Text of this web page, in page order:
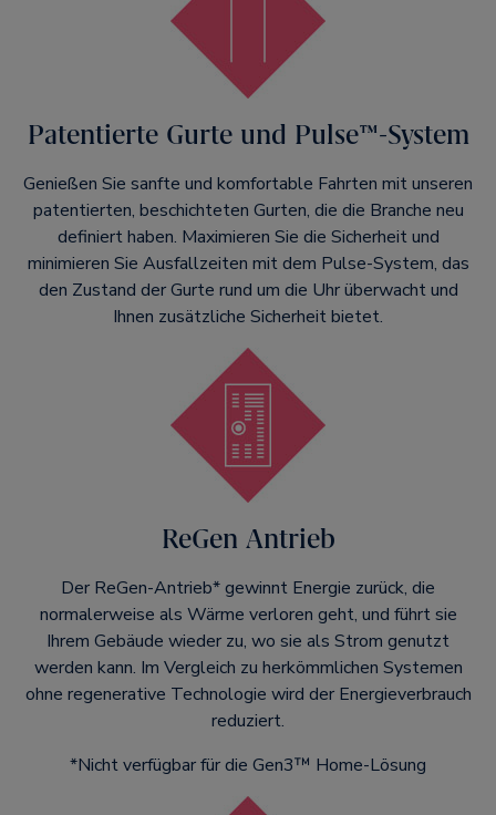
Patentierte Gurte und Pulse™-System
Genießen Sie sanfte und komfortable Fahrten mit unseren
patentierten, beschichteten Gurten, die die Branche neu
definiert haben. Maximieren Sie die Sicherheit und
minimieren Sie Ausfallzeiten mit dem Pulse-System, das
den Zustand der Gurte rund um die Uhr überwacht und
Ihnen zusätzliche Sicherheit bietet.
ReGen Antrieb
Der ReGen-Antrieb* gewinnt Energie zurück, die
normalerweise als Wärme verloren geht, und führt sie
Ihrem Gebäude wieder zu, wo sie als Strom genutzt
werden kann. Im Vergleich zu herkömmlichen Systemen
ohne regenerative Technologie wird der Energieverbrauch
reduziert.
*Nicht verfügbar für die Gen3™ Home-Lösung